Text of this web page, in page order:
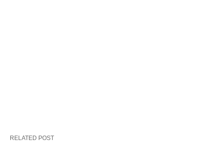
RELATED POST